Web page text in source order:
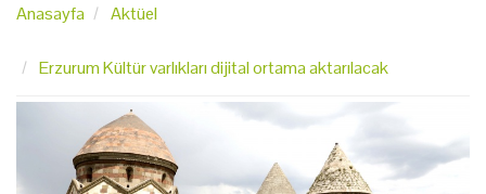
Anasayfa Aktüel
Erzurum Kültür varlıkları dijital ortama aktarılacak